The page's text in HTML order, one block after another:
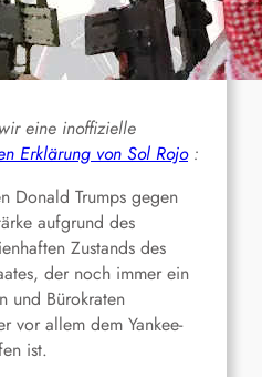
eine inoffizielle
Erklärung von Sol Rojo:
Donald Trumps gegen
aufgrund des
Zustands des
der noch immer ein
und Bürokraten
vor allem dem Yankee-
ist.